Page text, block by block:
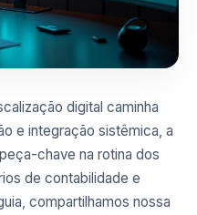
digital caminha
e integração sistêmica, a
chave na rotina dos
de contabilidade e
compartilhamos nossa